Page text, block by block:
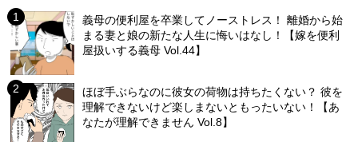
義母の便利屋を卒業してノーストレス！ 離婚から始
まる妻と娘の新たな人生に悔いはなし！【嫁を便利
屋扱いする義母 Vol.44】
ほぼ手ぶらなのに彼女の荷物は持ちたくない？ 彼を
理解できないけど楽しまないともったいない！【あ
なたが理解できません Vol.8】